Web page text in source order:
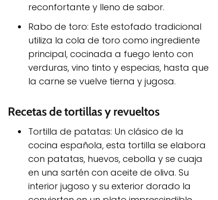
reconfortante y lleno de sabor.
Rabo de toro: Este estofado tradicional
utiliza la cola de toro como ingrediente
principal, cocinada a fuego lento con
verduras, vino tinto y especias, hasta que
la carne se vuelve tierna y jugosa.
Recetas de tortillas y revueltos
Tortilla de patatas: Un clásico de la
cocina española, esta tortilla se elabora
con patatas, huevos, cebolla y se cuaja
en una sartén con aceite de oliva. Su
interior jugoso y su exterior dorado la